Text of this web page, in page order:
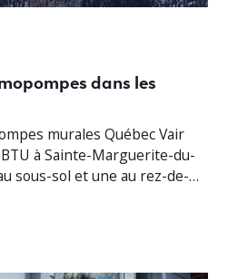
dans les
murales Québec Vair
à Sainte-Marguerite-du-
sous-sol et une au rez-de-